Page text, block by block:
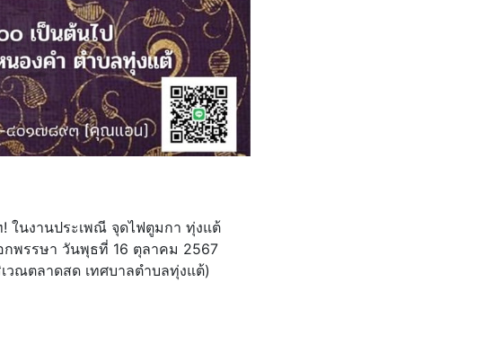
ในงานประเพณี จุดไฟตูมกา ทุ่งแต้
กพรรษา วันพุธที่ 16 ตุลาคม 2567
วณตลาดสด เทศบาลตำบลทุ่งแต้)